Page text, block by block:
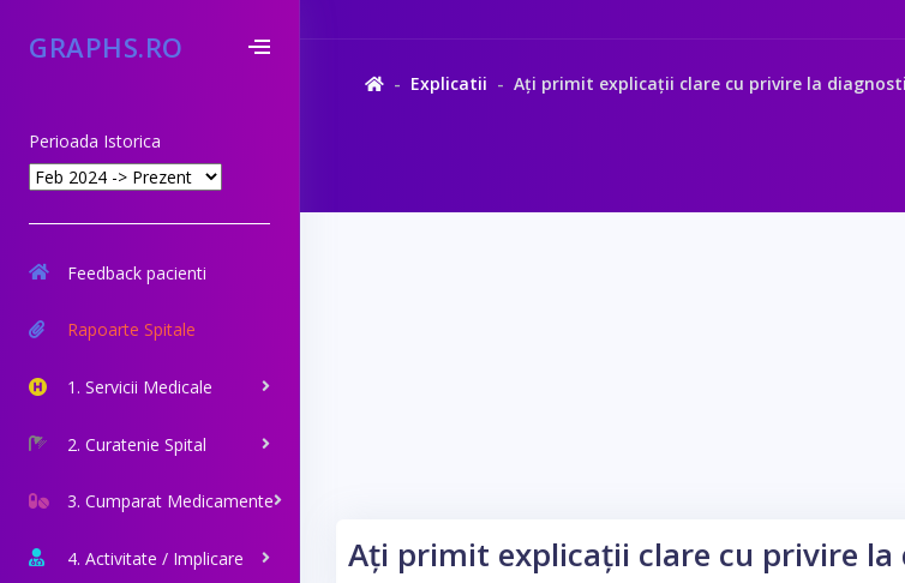
GRAPHS.RO
Perioada Istorica
Feedback pacienti
Rapoarte Spitale
1. Servicii Medicale
2. Curatenie Spital
3. Cumparat Medicamente
4. Activitate / Implicare
Explicatii Ați primit explicații clare cu privire la
Ați primit explicații clare cu privire